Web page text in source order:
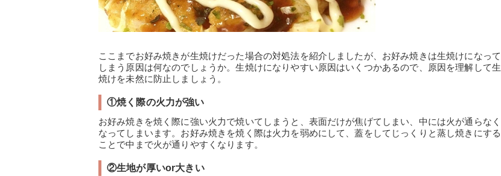
ここまでお好み焼きが生焼けだった場合の対処法を紹介しましたが、お好み焼きは生焼けになって
しまう原因は何なのでしょうか。生焼けになりやすい原因はいくつかあるので、原因を理解して生
焼けを未然に防止しましょう。
①焼く際の火力が強い
お好み焼きを焼く際に強い火力で焼いてしまうと、表面だけが焦げてしまい、中には火が通らなく
なってしまいます。お好み焼きを焼く際は火力を弱めにして、蓋をしてじっくりと蒸し焼きにする
ことで中まで火が通りやすくなります。
②生地が厚いor大きい